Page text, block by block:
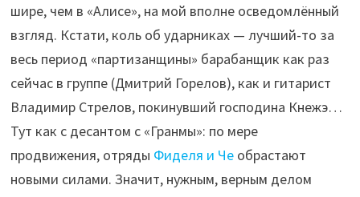
шире, чем в «Алисе», на мой вполне осведомлённый
взгляд. Кстати, коль об ударниках — лучший-то за
весь период «партизанщины» барабанщик как раз
сейчас в группе (Дмитрий Горелов), как и гитарист
Владимир Стрелов, покинувший господина Кнежэ…
Тут как с десантом с «Гранмы»: по мере
продвижения, отряды Фиделя и Чеобрастают
новыми силами. Значит, нужным, верным делом